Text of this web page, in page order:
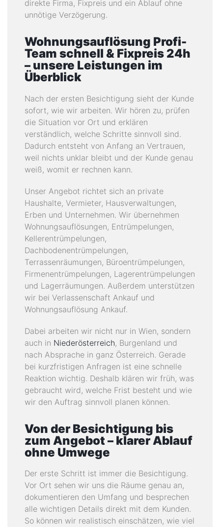
direkte Firma, Fixpreis und ein Ablauf ohne
unnötige Verzögerung.
Wohnungsauflösung Profi-
Team schnell & Fixpreis 24h
– unsere Leistungen im
Überblick
Nach der ersten Besichtigung sieht der Kunde
sofort, wie wir arbeiten. Wir hören zu, prüfen
die Situation vor Ort und erklären
verständlich, welche Schritte sinnvoll sind.
Dadurch entsteht von Anfang an Vertrauen,
weil nichts unklar bleibt und der Kunde genau
weiß, womit er rechnen kann.
Unser Angebot richtet sich an private
Haushalte, Vermieter, Hausverwaltungen,
Erben und Unternehmen. Wir übernehmen
Wohnungsauflösungen, Entrümpelungen,
Kellerentrümpelungen,
Dachbodenentrümpelungen,
Terrassenräumungen, Büroentrümpelungen,
Firmenentrümpelungen, Lagerentrümpelungen
und Lagerräumungen. Außerdem unterstützen
wir bei Verlassenschaft Ankauf und
Wohnungsauflösung Ankauf.
Dabei arbeiten wir nicht nur in Wien, sondern
auch in Niederösterreich, Burgenland und
nach Absprache in ganz Österreich. Gerade
bei kurzfristigen Anfragen ist eine schnelle
Reaktion wichtig. Deshalb klären wir früh, was
gebraucht wird, welche Frist besteht und wie
wir den Auftrag sinnvoll planen können.
Von der Besichtigung bis
zum Angebot – klarer Ablauf
ohne Umwege
Der erste Schritt ist immer die Besichtigung.
Vor Ort sehen wir uns die Räume genau an,
dokumentieren den Umfang und besprechen
alle wichtigen Details direkt mit dem Kunden.
So können wir realistisch einschätzen, wie viel